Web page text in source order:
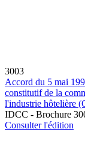
3003
Accord du 5 mai
constitutif de la
l'industrie hôtelière
IDCC - Brochure
Consulter l'édition